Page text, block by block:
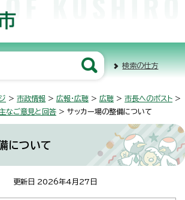
検索の仕方
> 市政情報 > 広報・広聴 > 広聴 > 市長へのポスト >
なご意見と回答 > サッカー場の整備について
について
更新日 2026年4月27日